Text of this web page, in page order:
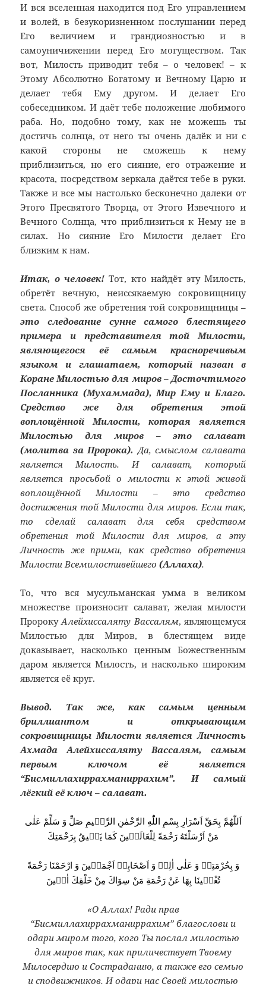
И вся вселенная находится под Его управлением
и волей, в безукоризненном послушании перед
Его величием и грандиозностью и в
самоуничижении перед Его могуществом. Так
вот, Милость приводит тебя – о человек! – к
Этому Абсолютно Богатому и Вечному Царю и
делает тебя Ему другом. И делает Его
собеседником. И даёт тебе положение любимого
раба. Но, подобно тому, как не можешь ты
достичь солнца, от него ты очень далёк и ни с
какой стороны не сможешь к нему
приблизиться, но его сияние, его отражение и
красота, посредством зеркала даётся тебе в руки.
Также и все мы настолько бесконечно далеки от
Этого Пресвятого Творца, от Этого Извечного и
Вечного Солнца, что приблизиться к Нему не в
силах. Но сияние Его Милости делает Его
близким к нам.
Итак, о человек! Тот, кто найдёт эту Милость,
обретёт вечную, неиссякаемую сокровищницу
света. Способ же обретения той сокровищницы –
это следование сунне самого блестящего
примера и представителя той Милости,
являющегося её самым красноречивым
языком и глашатаем, который назван в
Коране Милостью для миров – Досточтимого
Посланника (Мухаммада), Мир Ему и Благо.
Средство же для обретения этой
воплощённой Милости, которая является
Милостью для миров – это салават
(молитва за Пророка). Да, смыслом салавата
является Милость. И салават, который
является просьбой о милости к этой живой
воплощённой Милости – это средство
достижения той Милости для миров. Если так,
то сделай салават для себя средством
обретения той Милости для миров, а эту
Личность же прими, как средство обретения
Милости Всемилостивейшего(Аллаха).
То, что вся мусульманская умма в великом
множестве произносит салават, желая милости
ПророкуАлейхиссаляту Вассалям, являющемуся
Милостью для Миров, в блестящем виде
доказывает, насколько ценным Божественным
даром является Милость, и насколько широким
является её круг.
Вывод. Так же, как самым ценным
бриллиантом и открывающим
сокровищницы Милости является Личность
Ахмада Алейхиссаляту Вассалям, самым
первым ключом её является
“Бисмиллахиррахманиррахим”. И самый
лёгкий её ключ – салават.
اَللّٰهُمَّ بِحَقِّ اَسْرَارِ بِسْمِ اللّٰهِ الرَّحْمٰنِ الرَّحٖيمِ صَلِّ وَ سَلِّمْ عَلٰى
مَنْ اَرْسَلْتَهُ رَحْمَةً لِلْعَالَمٖينَ كَمَا يَلٖيقُ بِرَحْمَتِكَ
وَ بِحُرْمَتِهٖ وَ عَلٰى اٰلِهٖ وَ اَصْحَابِهٖ اَجْمَعٖينَ وَ ارْحَمْنَا رَحْمَةً
تُغْنٖينَا بِهَا عَنْ رَحْمَةِ مَنْ سِوَاكَ مِنْ خَلْقِكَ اٰمٖينَ
«О Аллах! Ради прав
“Бисмиллахиррахманиррахим” благослови и
одари миром того, кого Ты послал милостью
для миров так, как приличествует Твоему
Милосердию и Состраданию, а также его семью
и сподвижников. И одари нас Своей милостью